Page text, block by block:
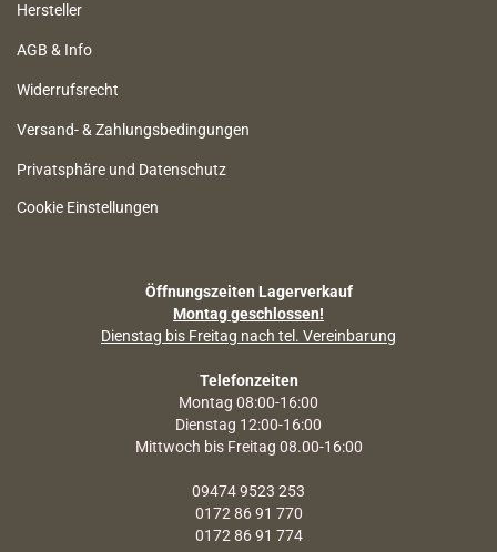
Hersteller
AGB & Info
Widerrufsrecht
Versand- & Zahlungsbedingungen
Privatsphäre und Datenschutz
Cookie Einstellungen
Öffnungszeiten Lagerverkauf
Montag geschlossen!
Dienstag bis Freitag nach tel. Vereinbarung
Telefonzeiten
Montag 08:00-16:00
Dienstag 12:00-16:00
Mittwoch bis Freitag 08.00-16:00
09474 9523 253
0172 86 91 770
0172 86 91 774